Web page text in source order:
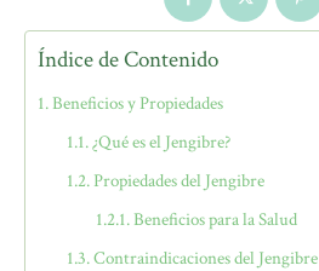
Índice de Contenido
Beneficios y Propiedades
¿Qué es el Jengibre?
Propiedades del Jengibre
Beneficios para la Salud
Contraindicaciones del Jengibre